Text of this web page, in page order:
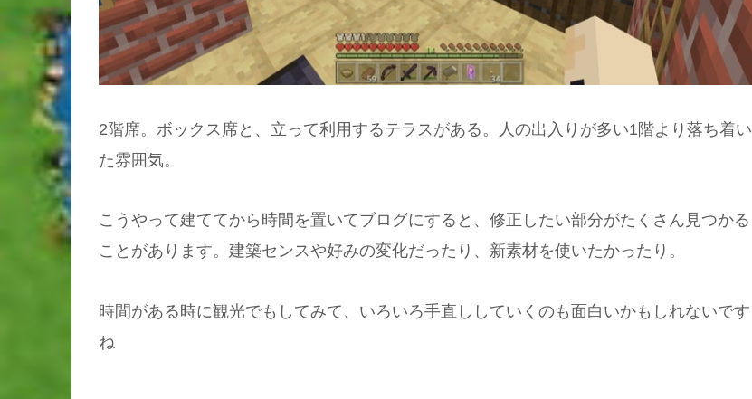
2階席。ボックス席と、立って利用するテラスがある。人の出入りが多い1階より落ち着い
た雰囲気。
こうやって建ててから時間を置いてブログにすると、修正したい部分がたくさん見つかる
ことがあります。建築センスや好みの変化だったり、新素材を使いたかったり。
時間がある時に観光でもしてみて、いろいろ手直ししていくのも面白いかもしれないです
ね